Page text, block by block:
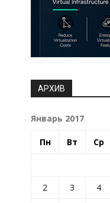
АРХИВ
Январь 2017
Пн Вт Ср
2
3 4